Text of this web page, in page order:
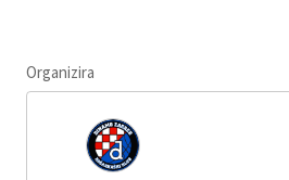
Organizira